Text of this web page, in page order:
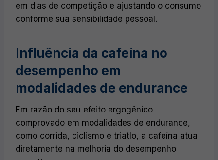
em dias de competição e ajustando o consumo
conforme sua sensibilidade pessoal.
Influência da cafeína no
desempenho em
modalidades de endurance
Em razão do seu efeito ergogênico
comprovado em modalidades de endurance,
como corrida, ciclismo e triatlo, a cafeína atua
diretamente na melhoria do desempenho